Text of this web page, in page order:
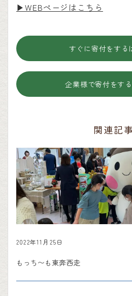
▶︎WEBページはこちら
すぐに寄付をする
企業様で寄付をす
関連記
2022年11月25日
もっち〜も東奔西走